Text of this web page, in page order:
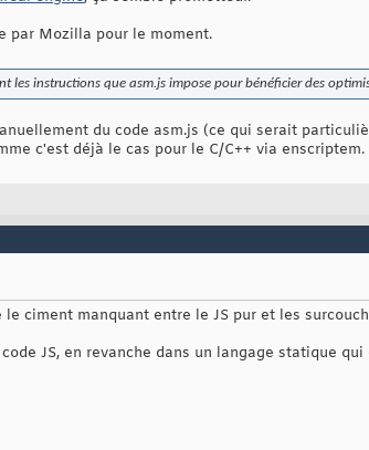
par Mozilla pour le moment.
les instructions que asm.js impose pour bénéficier des
du code asm.js (ce qui serait
c'est déjà le cas pour le C/C++ via enscriptem.
ciment manquant entre le JS pur et les
JS, en revanche dans un langage statique